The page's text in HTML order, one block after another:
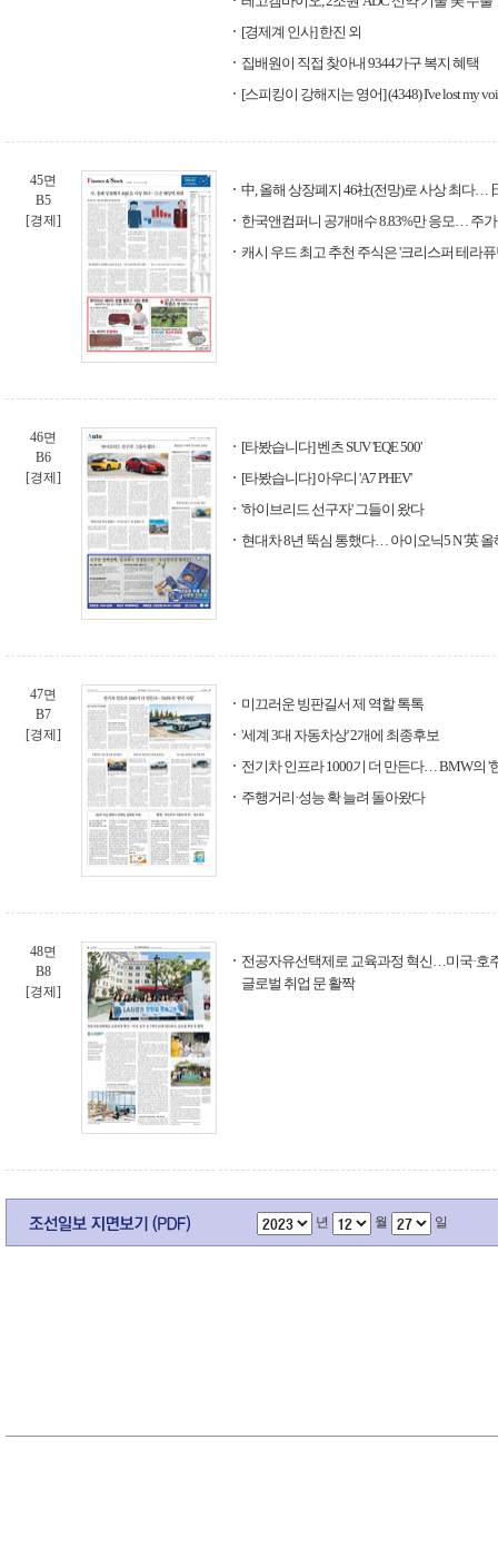
[경제계 인사] 한진 외
집배원이 직접 찾아내 9344가구 복지 혜택
[스피킹이 강해지는 영어] (4348) I've lost my
45면
B5
[경제]
中, 올해 상장폐지 46社(전망)로 사상 최다…
한국앤컴퍼니 공개매수 8.83%만 응모… 주
캐시 우드 최고 추천 주식은 '크리스퍼 테라
46면
B6
[경제]
[타봤습니다] 벤츠 SUV 'EQE 500'
[타봤습니다] 아우디 'A7 PHEV'
'하이브리드 선구자' 그들이 왔다
현대차 8년 뚝심 통했다… 아이오닉5 N '英 올
47면
B7
[경제]
미끄러운 빙판길서 제 역할 톡톡
'세계 3대 자동차상' 2개에 최종후보
전기차 인프라 1000기 더 만든다… BMW의 '
주행거리·성능 확 늘려 돌아왔다
48면
B8
[경제]
전공자유선택제로 교육과정 혁신…미국·호
글로벌 취업 문 활짝
년 월 일